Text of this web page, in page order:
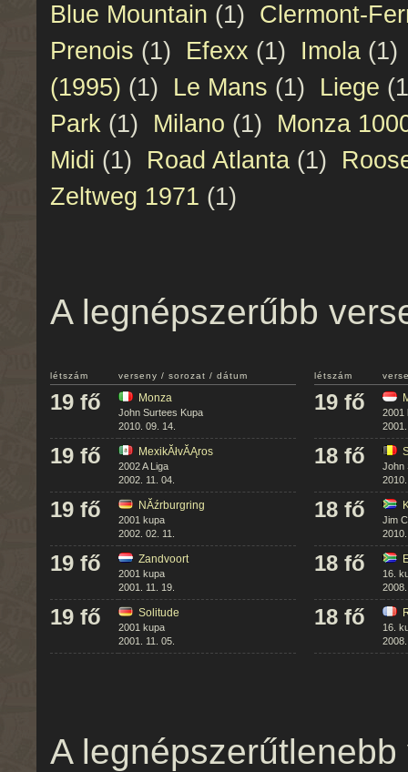
Blue Mountain (1) Clermont-
Prenois (1) Efexx (1) Imola (1)
(1995) (1) Le Mans (1) Liege
Park (1) Milano (1)
Monza
Midi (1) Road Atlanta (1)
Zeltweg 1971 (1)
A legnépszerűbb
létszám verseny / sorozat / dátum
19 fő Monza
John Surtees Kupa
2010. 09. 14.
19 fő MexikĂłvĂĄros
2002 A Liga
2002. 11. 04.
19 fő NĂźrburgring
2001 kupa
2002. 02. 11.
19 fő Zandvoort
2001 kupa
2001. 11. 19.
19 fő Solitude
2001 kupa
2001. 11. 05.
létszám
19 fő
2001
18 fő
John
18 fő
Jim
18 fő
16.
18 fő
16.
A